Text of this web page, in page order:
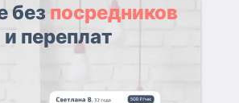
без посредников
и переплат